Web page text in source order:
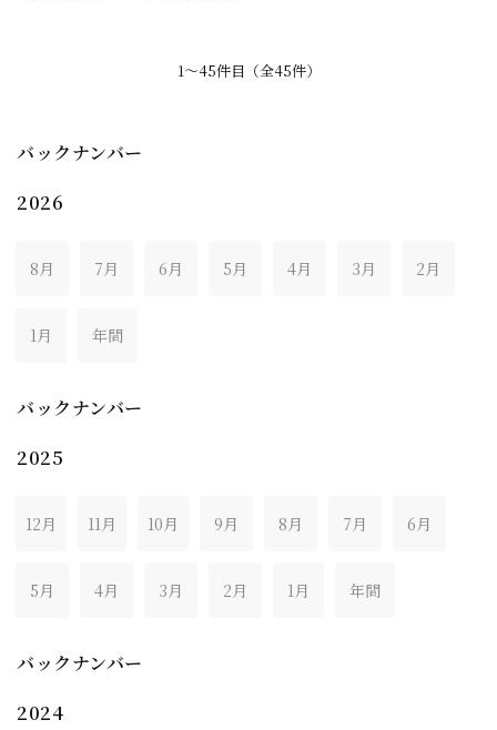
1〜45件目（全45件）
バックナンバー
2026
8月 7月 6月 5月 4月 3月 2月
1月 年間
バックナンバー
2025
12月 11月 10月 9月 8月 7月 6月
5月 4月 3月 2月 1月 年間
バックナンバー
2024